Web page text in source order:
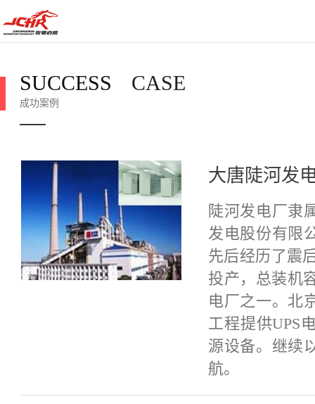
SUCCESS CASE
成功案例
大唐陡河发
陡河发电厂隶
发电股份有限
先后经历了震
投产，总装机
电厂之一。北
工程提供UPS
源设备。继续
航。